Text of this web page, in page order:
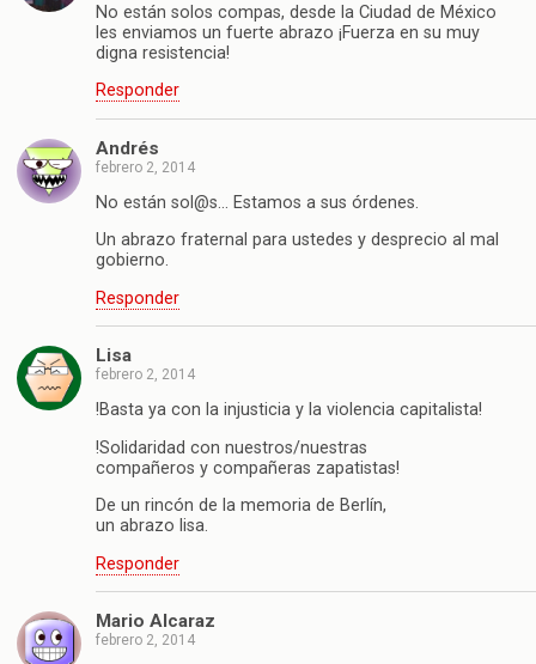
No están solos compas, desde la Ciudad de México
les enviamos un fuerte abrazo ¡Fuerza en su muy
digna resistencia!
Responder
Andrés
febrero 2, 2014
No están sol@s… Estamos a sus órdenes.
Un abrazo fraternal para ustedes y desprecio al mal
gobierno.
Responder
Lisa
febrero 2, 2014
!Basta ya con la injusticia y la violencia capitalista!
!Solidaridad con nuestros/nuestras
compañeros y compañeras zapatistas!
De un rincón de la memoria de Berlín,
un abrazo lisa.
Responder
Mario Alcaraz
febrero 2, 2014